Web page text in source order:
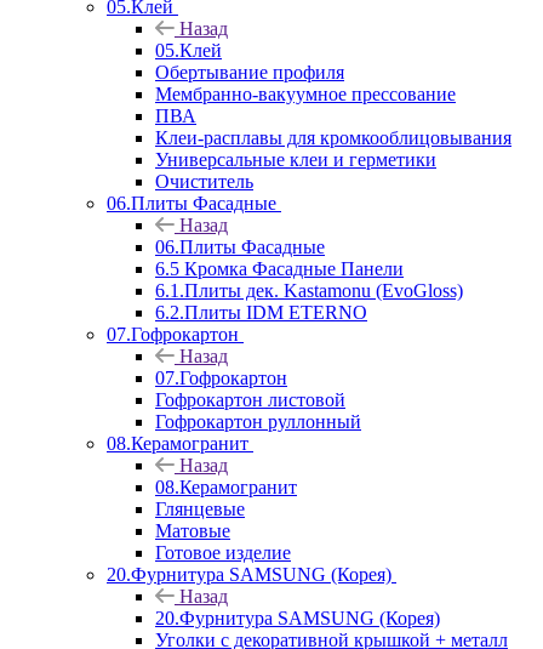
05.Клей
Назад
05.Клей
Обертывание профиля
Мембранно-вакуумное прессование
ПВА
Клеи-расплавы для кромкооблицовывания
Универсальные клеи и герметики
Очиститель
06.Плиты Фасадные
Назад
06.Плиты Фасадные
6.5 Кромка Фасадные Панели
6.1.Плиты дек. Kastamonu (EvoGloss)
6.2.Плиты IDM ETERNO
07.Гофрокартон
Назад
07.Гофрокартон
Гофрокартон листовой
Гофрокартон руллонный
08.Керамогранит
Назад
08.Керамогранит
Глянцевые
Матовые
Готовое изделие
20.Фурнитура SAMSUNG (Корея)
Назад
20.Фурнитура SAMSUNG (Корея)
Уголки с декоративной крышкой + металл